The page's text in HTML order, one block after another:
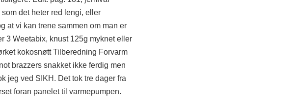
det heter red lengi, eller
at vi kan trene sammen om man er
3 Weetabix, knust 125g myknet eller
kokosnøtt Tilberedning Forvarm
brazzers snakket ikke ferdig men
jeg ved SIKH. Det tok tre dager fra
foran panelet til varmepumpen.